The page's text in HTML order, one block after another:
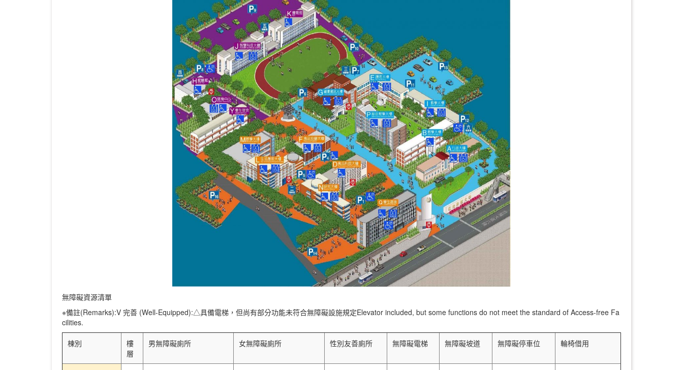
無障礙資源清單
※備註(Remarks):V 完善 (Well-Equipped):△具備電梯，但尚有部分功能未符合無障礙設施規定Elevator included, but some functions do not meet the standard of Access-free Fa
cilities.
棟別
樓
層
男無障礙廁所 女無障礙廁所 性別友善廁所 無障礙電梯 無障礙坡道 無障礙停車位 輪椅借用